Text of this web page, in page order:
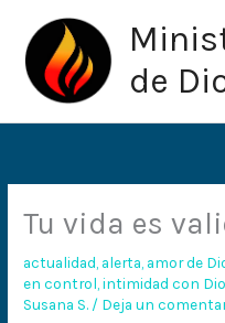
contenido
de
Tu vida es
actualidad alerta amor de
en control ,intimidad con
Susana S. / Deja un